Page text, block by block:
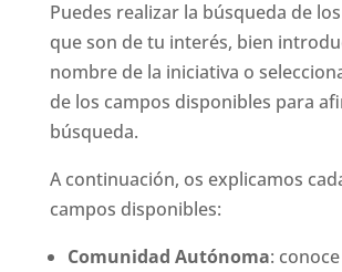
Puedes realizar la búsqueda de
que son de tu interés, bien
nombre de la iniciativa o
de los campos disponibles para
búsqueda.
A continuación, os explicamos
campos disponibles:
Comunidad Autónoma: